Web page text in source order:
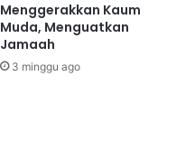
Menggerakkan Kaum
Muda, Menguatkan
Jamaah
3 minggu ago